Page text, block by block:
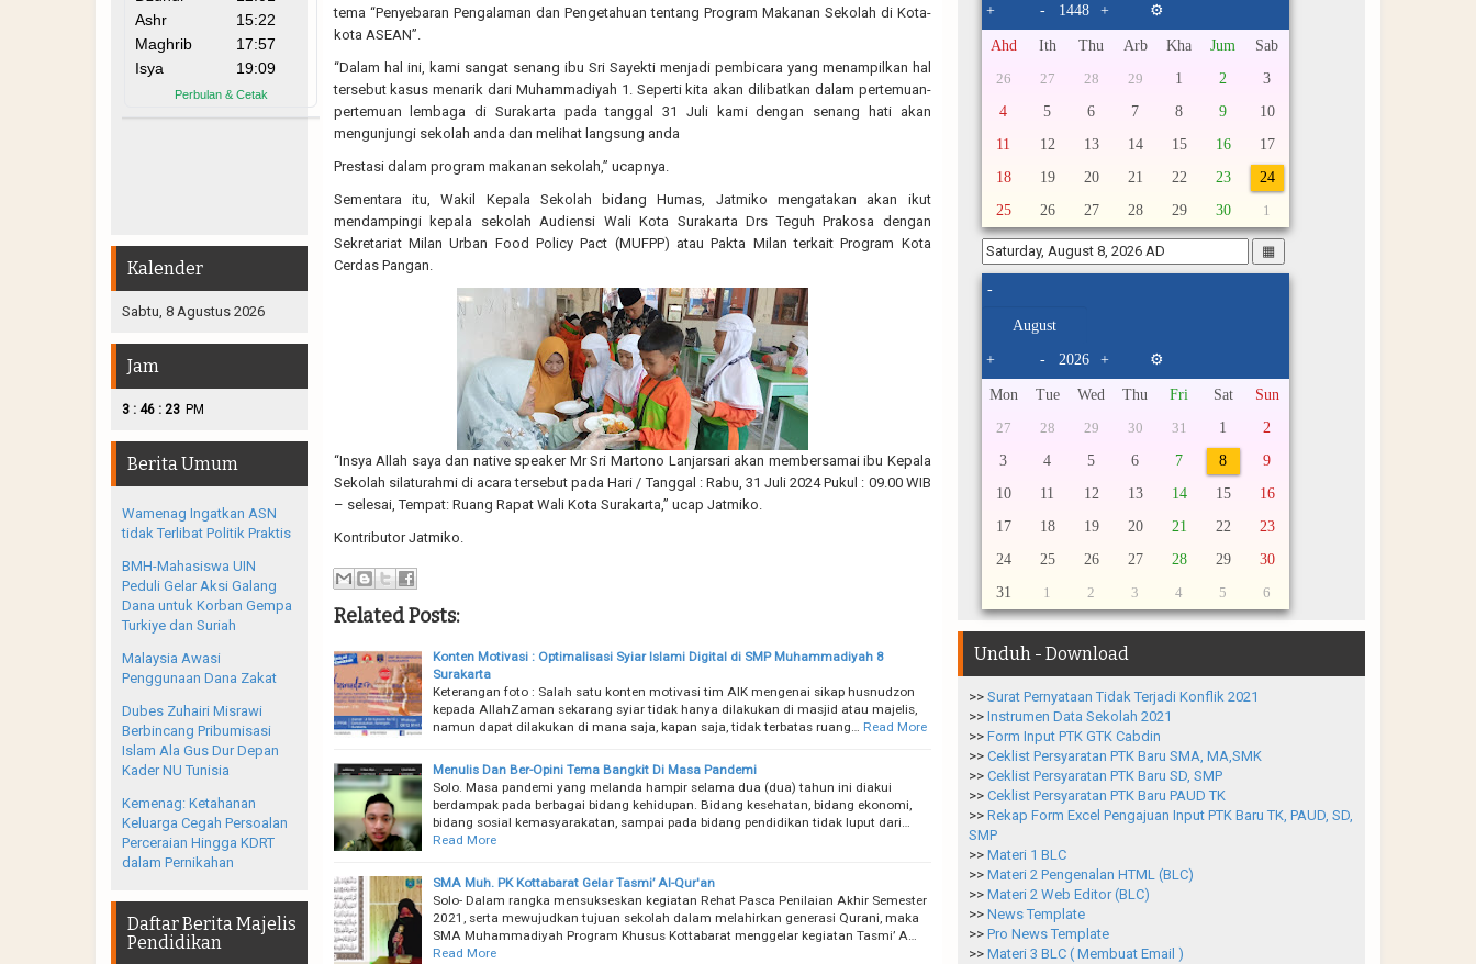
tema “Penyebaran Pengalaman dan Pengetahuan tentang Program Makanan Sekolah di Kota-
kota ASEAN”.
“Dalam hal ini, kami sangat senang ibu Sri Sayekti menjadi pembicara yang menampilkan hal
tersebut kasus menarik dari Muhammadiyah 1. Seperti kita akan dilibatkan dalam pertemuan-
pertemuan lembaga di Surakarta pada tanggal 31 Juli kami dengan senang hati akan
mengunjungi sekolah anda dan melihat langsung anda
Prestasi dalam program makanan sekolah,” ucapnya.
Sementara itu, Wakil Kepala Sekolah bidang Humas, Jatmiko mengatakan akan ikut
mendampingi kepala sekolah Audiensi Wali Kota Surakarta Drs Teguh Prakosa dengan
Sekretariat Milan Urban Food Policy Pact (MUFPP) atau Pakta Milan terkait Program Kota
Cerdas Pangan.
“Insya Allah saya dan native speaker Mr Sri Martono Lanjarsari akan membersamai ibu Kepala
Sekolah silaturahmi di acara tersebut pada Hari / Tanggal : Rabu, 31 Juli 2024 Pukul : 09.00 WIB
– selesai, Tempat: Ruang Rapat Wali Kota Surakarta,” ucap Jatmiko.
Kontributor Jatmiko.
Related Posts:
Konten Motivasi : Optimalisasi Syiar Islami Digital di SMP Muhammadiyah 8
Surakarta
Keterangan foto : Salah satu konten motivasi tim AIK mengenai sikap husnudzon
kepada AllahZaman sekarang syiar tidak hanya dilakukan di masjid atau majelis,
namun dapat dilakukan di mana saja, kapan saja, tidak terbatas ruang…
Read More
Menulis Dan Ber-Opini Tema Bangkit Di Masa Pandemi
Solo. Masa pandemi yang melanda hampir selama dua (dua) tahun ini diakui
berdampak pada berbagai bidang kehidupan. Bidang kesehatan, bidang ekonomi,
bidang sosial kemasyarakatan, sampai pada bidang pendidikan tidak luput dari…
Read More
SMA Muh. PK Kottabarat Gelar Tasmi’ Al-Qur'an
Solo- Dalam rangka mensukseskan kegiatan Rehat Pasca Penilaian Akhir Semester
2021, serta mewujudkan tujuan sekolah dalam melahirkan generasi Qurani, maka
SMA Muhammadiyah Program Khusus Kottabarat menggelar kegiatan Tasmi’ A…
Read More
Kalender
Sabtu, 8 Agustus 2026
Jam
3 : 46 : 24 PM
Berita Umum
Wamenag Ingatkan ASN
tidak Terlibat Politik Praktis
BMH-Mahasiswa UIN
Peduli Gelar Aksi Galang
Dana untuk Korban Gempa
Turkiye dan Suriah
Malaysia Awasi
Penggunaan Dana Zakat
Dubes Zuhairi Misrawi
Berbincang Pribumisasi
Islam Ala Gus Dur Depan
Kader NU Tunisia
Kemenag: Ketahanan
Keluarga Cegah Persoalan
Perceraian Hingga KDRT
dalam Pernikahan
Daftar Berita Majelis
Pendidikan
+ - + ⚙
Ahd Ith Thu Arb Kha Jum Sab
26 27 28 29 1 2
3
4
5 6 7 8 9
10
11
12 13 14 15 16
17
18
19 20 21 22 23
24
25
26 27 28 29 30 1
▦
-
+ - + ⚙
Mon Tue Wed Thu Fri Sat Sun
27 28 29 30 31 1
2
3
4 5 6 7 8
9
10
11 12 13 14 15
16
17
18 19 20 21 22
23
24
25 26 27 28 29
30
31
1 2 3 4 5 6
Unduh - Download
>> Surat Pernyataan Tidak Terjadi Konflik 2021
>> Instrumen Data Sekolah 2021
>> Form Input PTK GTK Cabdin
>> Ceklist Persyaratan PTK Baru SMA, MA,SMK
>> Ceklist Persyaratan PTK Baru SD, SMP
>> Ceklist Persyaratan PTK Baru PAUD TK
>> Rekap Form Excel Pengajuan Input PTK Baru TK, PAUD, SD,
SMP
>> Materi 1 BLC
>> Materi 2 Pengenalan HTML (BLC)
>> Materi 2 Web Editor (BLC)
>> News Template
>> Pro News Template
>> Materi 3 BLC ( Membuat Email )